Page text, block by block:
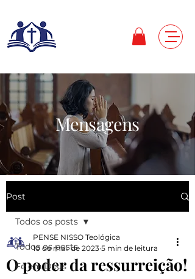
Mensagens
Post
Todos os posts
Fé em Deus
Todos os posts
O poder da ressurreição!
PENSE NISSO Teológica
10 de mai. de 2023 5 min de leitura